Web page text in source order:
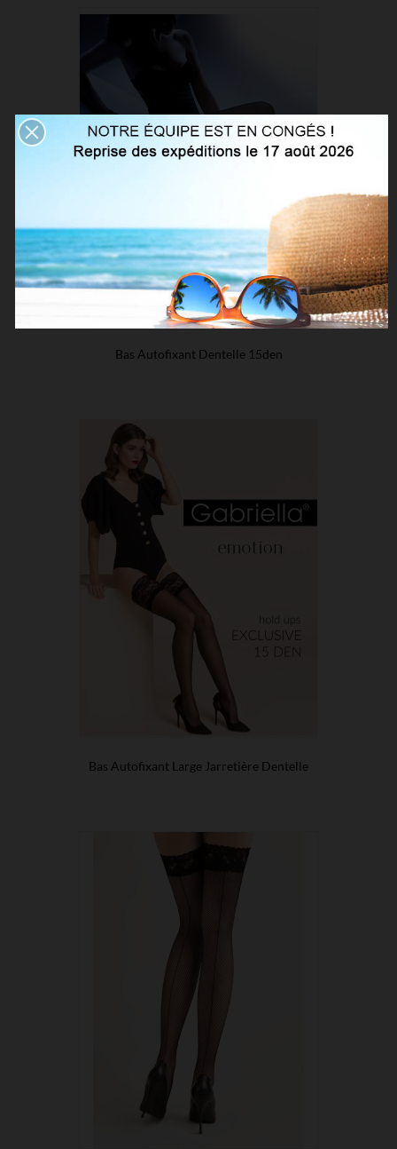
Bas Autofixant Dentelle 15den
Bas Autofixant Large Jarretière Dentelle